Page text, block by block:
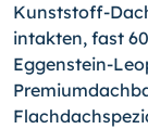
Kunststoff-
intakten, fast
Eggenstein-